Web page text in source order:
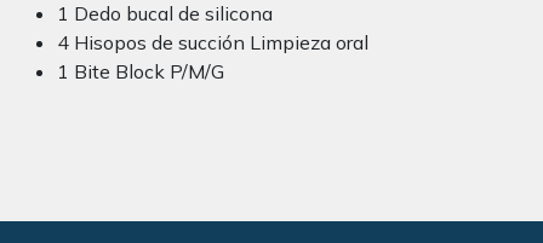
1 Dedo bucal de silicona
4 Hisopos de succión Limpieza oral
1 Bite Block P/M/G